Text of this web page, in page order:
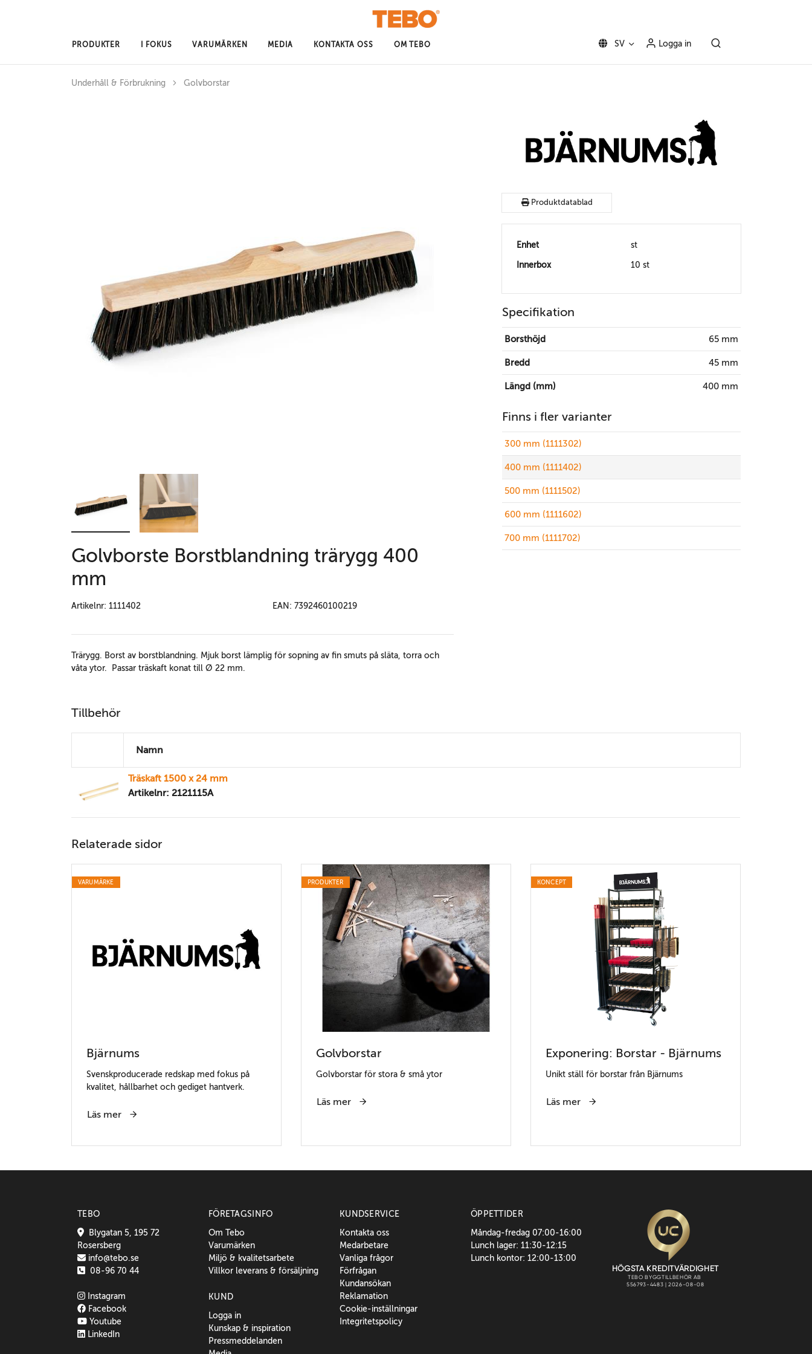
PRODUKTER I FOKUS VARUMÄRKEN MEDIA KONTAKTA OSS OM TEBO SV Logga in
Underhåll & Förbrukning Golvborstar
Golvborste Borstblandning trärygg 400
mm
Artikelnr: 1111402 EAN: 7392460100219
Trärygg. Borst av borstblandning. Mjuk borst lämplig för sopning av fin smuts på släta, torra och
våta ytor. Passar träskaft konat till Ø 22 mm.
Produktdatablad
Enhet st
Innerbox 10 st
Specifikation
Borsthöjd 65 mm
Bredd 45 mm
Längd (mm) 400 mm
Finns i fler varianter
300 mm (1111302)
400 mm (1111402)
500 mm (1111502)
600 mm (1111602)
700 mm (1111702)
Tillbehör
Namn
Träskaft 1500 x 24 mm
Artikelnr: 2121115A
Relaterade sidor
VARUMÄRKE
Bjärnums
Svenskproducerade redskap med fokus på
kvalitet, hållbarhet och gediget hantverk.
Läs mer
PRODUKTER
Golvborstar
Golvborstar för stora & små ytor
Läs mer
KONCEPT
Exponering: Borstar - Bjärnums
Unikt ställ för borstar från Bjärnums
Läs mer
TEBO
Blygatan 5, 195 72
Rosersberg
info@tebo.se
08-96 70 44
Instagram
Facebook
Youtube
LinkedIn
FÖRETAGSINFO
Om Tebo
Varumärken
Miljö & kvalitetsarbete
Villkor leverans & försäljning
KUND
Logga in
Kunskap & inspiration
Pressmeddelanden
KUNDSERVICE
Kontakta oss
Medarbetare
Vanliga frågor
Förfrågan
Kundansökan
Reklamation
Cookie-inställningar
Integritetspolicy
ÖPPETTIDER
Måndag-fredag 07:00-16:00
Lunch lager: 11:30-12:15
Lunch kontor: 12:00-13:00